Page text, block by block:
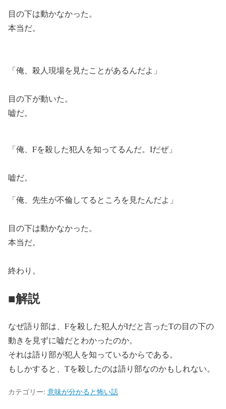
目の下は動かなかった。
本当だ。
「俺、殺人現場を見たことがあるんだよ」
目の下が動いた。
嘘だ。
「俺、Fを殺した犯人を知ってるんだ。Iだぜ」
嘘だ。
「俺、先生が不倫してるところを見たんだよ」
目の下は動かなかった。
本当だ。
終わり。
■解説
なぜ語り部は、Fを殺した犯人がIだと言ったTの目の下の
動きを見ずに嘘だとわかったのか。
それは語り部が犯人を知っているからである。
もしかすると、Tを殺したのは語り部なのかもしれない。
カテゴリー: 意味が分かると怖い話